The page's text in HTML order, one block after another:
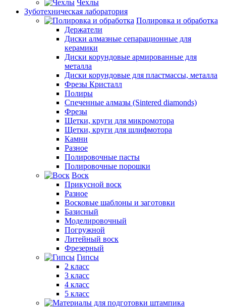
Чехлы
Зуботехническая лаборатория
Полировка и обработка
Держатели
Диски алмазные сепарационные для
керамики
Диски корундовые армированные для
металла
Диски корундовые для пластмассы, металла
Фрезы Кристалл
Полиры
Спеченные алмазы (Sintered diamonds)
Фрезы
Щетки, круги для микромотора
Щетки, круги для шлифмотора
Камни
Разное
Полировочные пасты
Полировочные порошки
Воск
Прикусной воск
Разное
Восковые шаблоны и заготовки
Базисный
Моделировочный
Погружной
Литейный воск
Фрезерный
Гипсы
2 класс
3 класс
4 класс
5 класс